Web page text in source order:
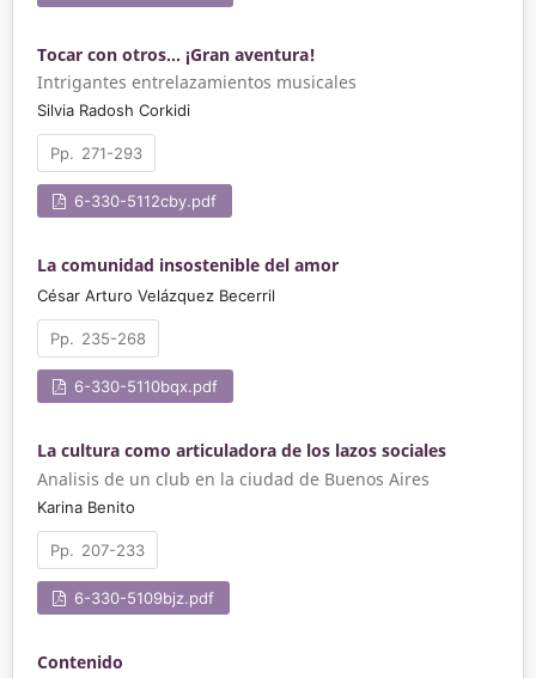
Tocar con otros... ¡Gran aventura!
Intrigantes entrelazamientos musicales
Silvia Radosh Corkidi
271-293
6-330-5112cby.pdf
La comunidad insostenible del amor
César Arturo Velázquez Becerril
235-268
6-330-5110bqx.pdf
La cultura como articuladora de los lazos sociales
Analisis de un club en la ciudad de Buenos Aires
Karina Benito
207-233
6-330-5109bjz.pdf
Contenido